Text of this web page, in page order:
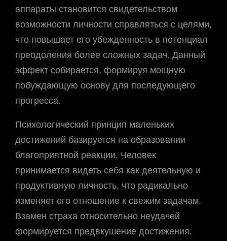
аппараты становится свидетельством
возможности личности справляться с целями,
что повышает его убежденность в потенциал
преодоления более сложных задач. Данный
эффект собирается, формируя мощную
побуждающую основу для последующего
прогресса.
Психологический принцип маленьких
достижений базируется на образовании
благоприятной реакции. Человек
принимается видеть себя как деятельную и
продуктивную личность, что радикально
изменяет его отношение к свежим задачам.
Взамен страха относительно неудачей
формируется предвкушение достижения,